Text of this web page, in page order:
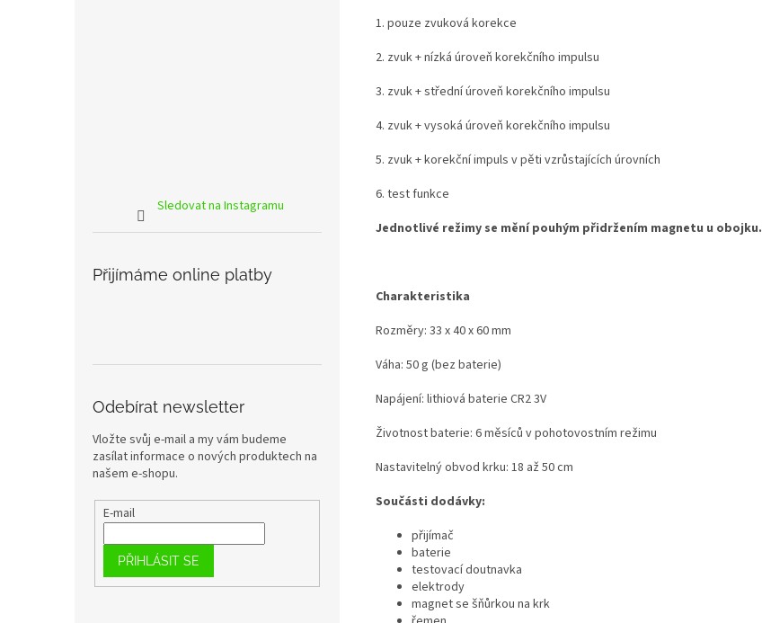
Sledovat na Instagramu
Přijímáme online platby
Odebírat newsletter
Vložte svůj e-mail a my vám budeme
zasílat informace o nových produktech na
našem e-shopu.
E-mail
PŘIHLÁSIT SE
1. pouze zvuková korekce
2. zvuk + nízká úroveň korekčního impulsu
3. zvuk + střední úroveň korekčního impulsu
4. zvuk + vysoká úroveň korekčního impulsu
5. zvuk + korekční impuls v pěti vzrůstajících úrovních
6. test funkce
Jednotlivé režimy se mění pouhým přidržením magnetu u obojku.
Charakteristika
Rozměry: 33 x 40 x 60 mm
Váha: 50 g (bez baterie)
Napájení: lithiová baterie CR2 3V
Životnost baterie: 6 měsíců v pohotovostním režimu
Nastavitelný obvod krku: 18 až 50 cm
Součásti dodávky:
přijímač
baterie
testovací doutnavka
elektrody
magnet se šňůrkou na krk